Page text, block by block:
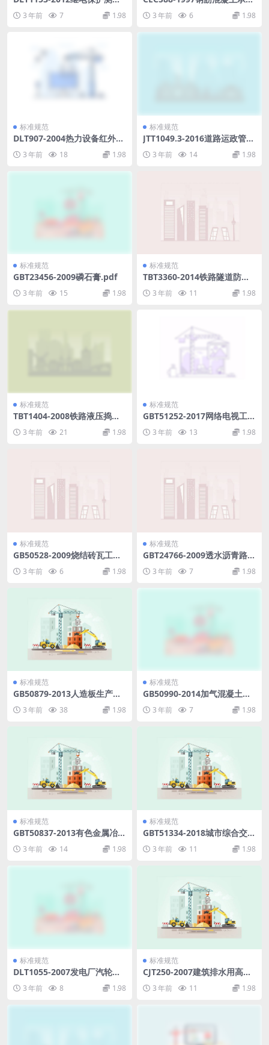
3 年前 7 1.98 3 年前 6 1.98
标准规范
DLT907-2004热力设备红外检
3 年前 18 1.98
标准规范
JTT1049.3-2016道路运政管理
目录服务接口.pdf
3 年前 14 1.98
标准规范
GBT23456-2009磷石膏.pdf
3 年前 15 1.98
标准规范
TBT3360-2014铁路隧道防水
3 年前 11 1.98
标准规范
TBT1404-2008铁路液压捣固
机和液压道岔捣固机通用技术
条件.pdf
3 年前 21 1.98
标准规范
GBT51252-2017网络电视工程
3 年前 13 1.98
标准规范
GB50528-2009烧结砖瓦工厂
3 年前 6 1.98
标准规范
GBT24766-2009透水沥青路面
3 年前 7 1.98
标准规范
GB50879-2013人造板生产热
3 年前 38 1.98
标准规范
GB50990-2014加气混凝土工
3 年前 7 1.98
标准规范
GBT50837-2013有色金属冶炼
3 年前 14 1.98
标准规范
GBT51334-2018城市综合交通
3 年前 11 1.98
标准规范
DLT1055-2007发电厂汽轮
3 年前 8 1.98
标准规范
CJT250-2007建筑排水用高密
df 3 年前 11 1.98